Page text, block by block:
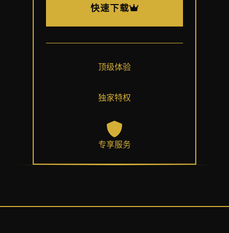
快速下载
顶级体验
独家特权
专享服务